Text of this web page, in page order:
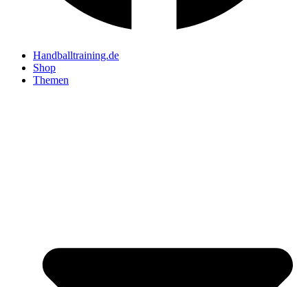
Handballtraining.de
Shop
Themen